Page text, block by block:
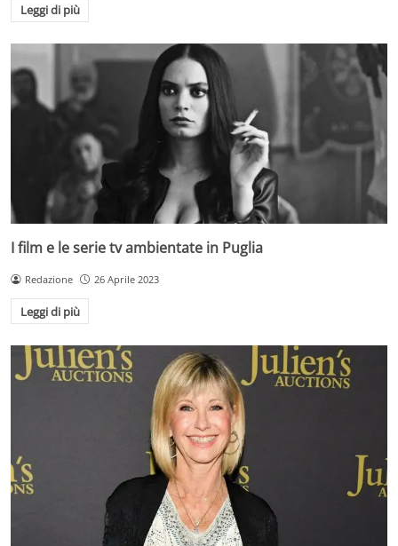
Leggi di più
I film e le serie tv ambientate in Puglia
Redazione 26 Aprile 2023
Leggi di più